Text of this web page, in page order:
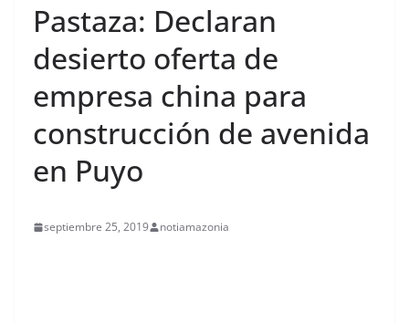
Pastaza: Declaran
desierto oferta de
empresa china para
construcción de avenida
en Puyo
septiembre 25, 2019 notiamazonia